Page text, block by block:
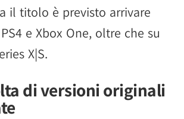
il titolo è previsto arrivare
e Xbox One, oltre che su
X|S.
di versioni originali